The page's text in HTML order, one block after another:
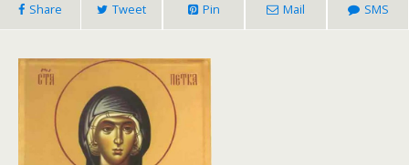
Share Tweet Pin Mail SMS